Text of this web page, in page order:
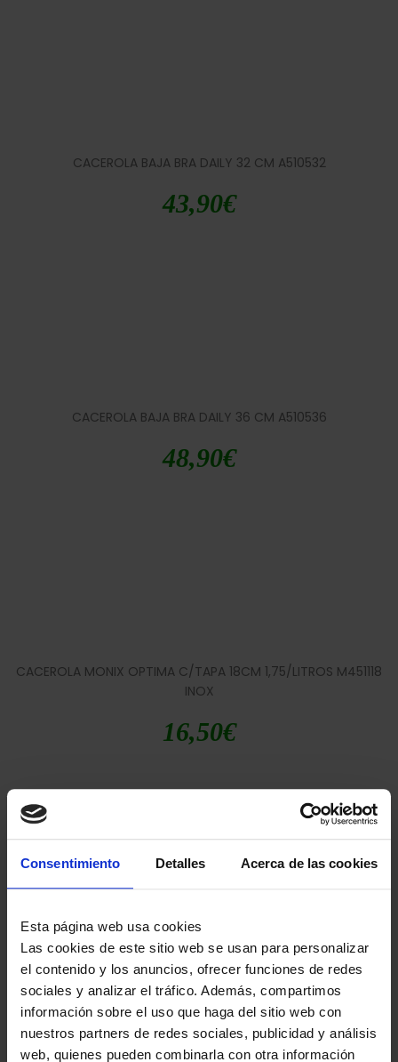
Consentimiento Detalles Acerca de las cookies
Esta página web usa cookies
Las cookies de este sitio web se usan para personalizar
el contenido y los anuncios, ofrecer funciones de redes
sociales y analizar el tráfico. Además, compartimos
información sobre el uso que haga del sitio web con
nuestros partners de redes sociales, publicidad y análisis
web, quienes pueden combinarla con otra información
CACEROLA BAJA BRA DAILY 32 CM A510532
43,90€
CACEROLA BAJA BRA DAILY 36 CM A510536
48,90€
CACEROLA MONIX OPTIMA C/TAPA 18CM 1,75/LITROS M451118
INOX
16,50€
CACEROLA MONIX OPTIMA C/TAPA 20CM 2,5/LITROS M451120
INOX
18,00€